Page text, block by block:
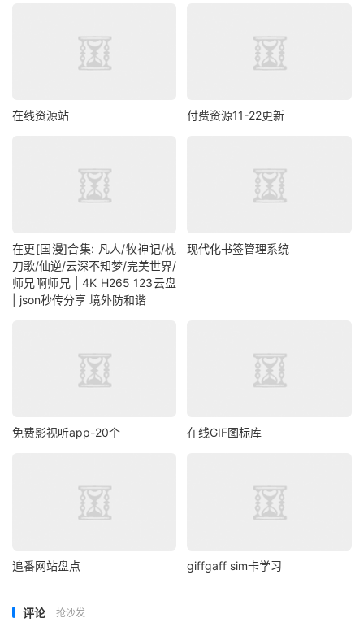
在线资源站 付费资源11-22更新
在更[国漫]合集: 凡人/牧神记/枕
刀歌/仙逆/云深不知梦/完美世界/
师兄啊师兄 | 4K H265 123云盘
| json秒传分享 境外防和谐
现代化书签管理系统
免费影视听app-20个 在线GIF图标库
追番网站盘点 giffgaff sim卡学习
评论 抢沙发